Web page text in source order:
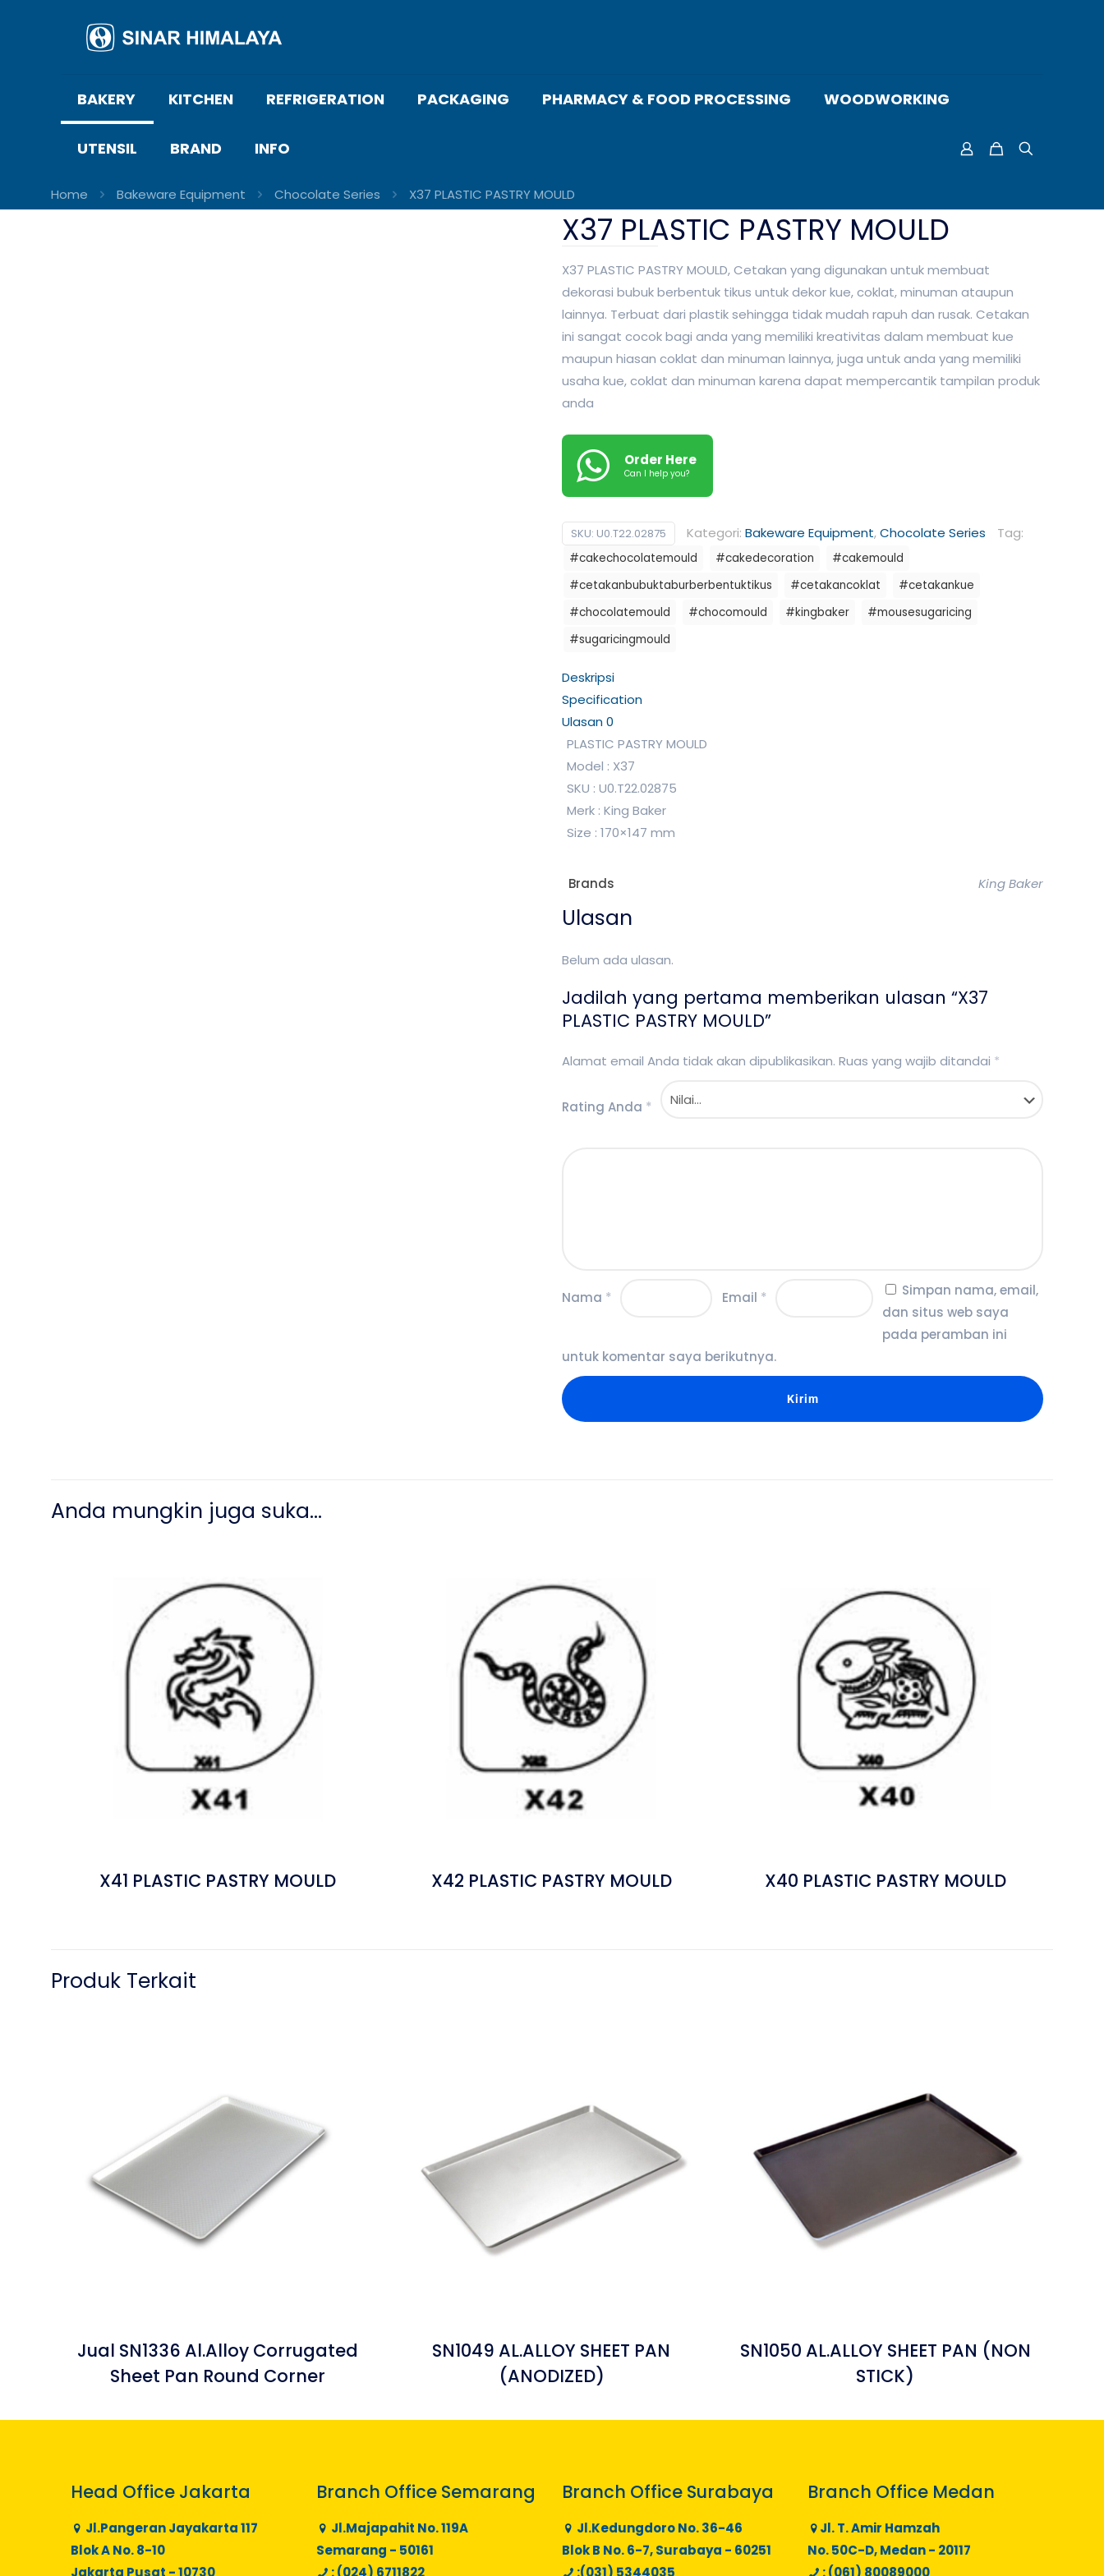
BAKERY KITCHEN REFRIGERATION PACKAGING PHARMACY & FOOD PROCESSING WOODWORKING
UTENSIL BRAND INFO
Home Bakeware Equipment Chocolate Series X37 PLASTIC PASTRY MOULD
X37 PLASTIC PASTRY MOULD
X37 PLASTIC PASTRY MOULD, Cetakan yang digunakan untuk membuat
dekorasi bubuk berbentuk tikus untuk dekor kue, coklat, minuman ataupun
lainnya. Terbuat dari plastik sehingga tidak mudah rapuh dan rusak. Cetakan
ini sangat cocok bagi anda yang memiliki kreativitas dalam membuat kue
maupun hiasan coklat dan minuman lainnya, juga untuk anda yang memiliki
usaha kue, coklat dan minuman karena dapat mempercantik tampilan produk
anda
Order Here
Can I help you?
SKU: U0.T22.02875 Kategori: Bakeware Equipment,Chocolate Series Tag:
#cakechocolatemould #cakedecoration
#cakemould
#cetakanbubuktaburberbentuktikus
#cetakancoklat
#cetakankue
#chocolatemould
#chocomould #kingbaker
#mousesugaricing
#sugaricingmould
Deskripsi
Specification
Ulasan0
PLASTIC PASTRY MOULD
Model : X37
SKU : U0.T22.02875
Merk : King Baker
Size : 170×147 mm
Brands King Baker
Ulasan
Belum ada ulasan.
Jadilah yang pertama memberikan ulasan “X37
PLASTIC PASTRY MOULD”
Alamat email Anda tidak akan dipublikasikan. Ruas yang wajib ditandai *
Rating Anda *
Nama * Email *
Simpan nama, email,
dan situs web saya
pada peramban ini
untuk komentar saya berikutnya.
Anda mungkin juga suka…
X41 PLASTIC PASTRY MOULD X42 PLASTIC PASTRY MOULD X40 PLASTIC PASTRY MOULD
Produk Terkait
Jual SN1336 Al.Alloy Corrugated
Sheet Pan Round Corner
SN1049 AL.ALLOY SHEET PAN
(ANODIZED)
SN1050 AL.ALLOY SHEET PAN (NON
STICK)
Head Office Jakarta
Jl.Pangeran Jayakarta 117
Blok A No. 8-10
Jakarta Pusat - 10730
Branch Office Semarang
Jl.Majapahit No. 119A
Semarang - 50161
: (024) 6711822
Branch Office Surabaya
Jl.Kedungdoro No. 36-46
Blok B No. 6-7, Surabaya - 60251
:(031) 5344035
Branch Office Medan
Jl. T. Amir Hamzah
No. 50C-D, Medan - 20117
: (061) 80089000